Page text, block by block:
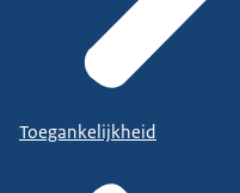
Toegankelijkheid